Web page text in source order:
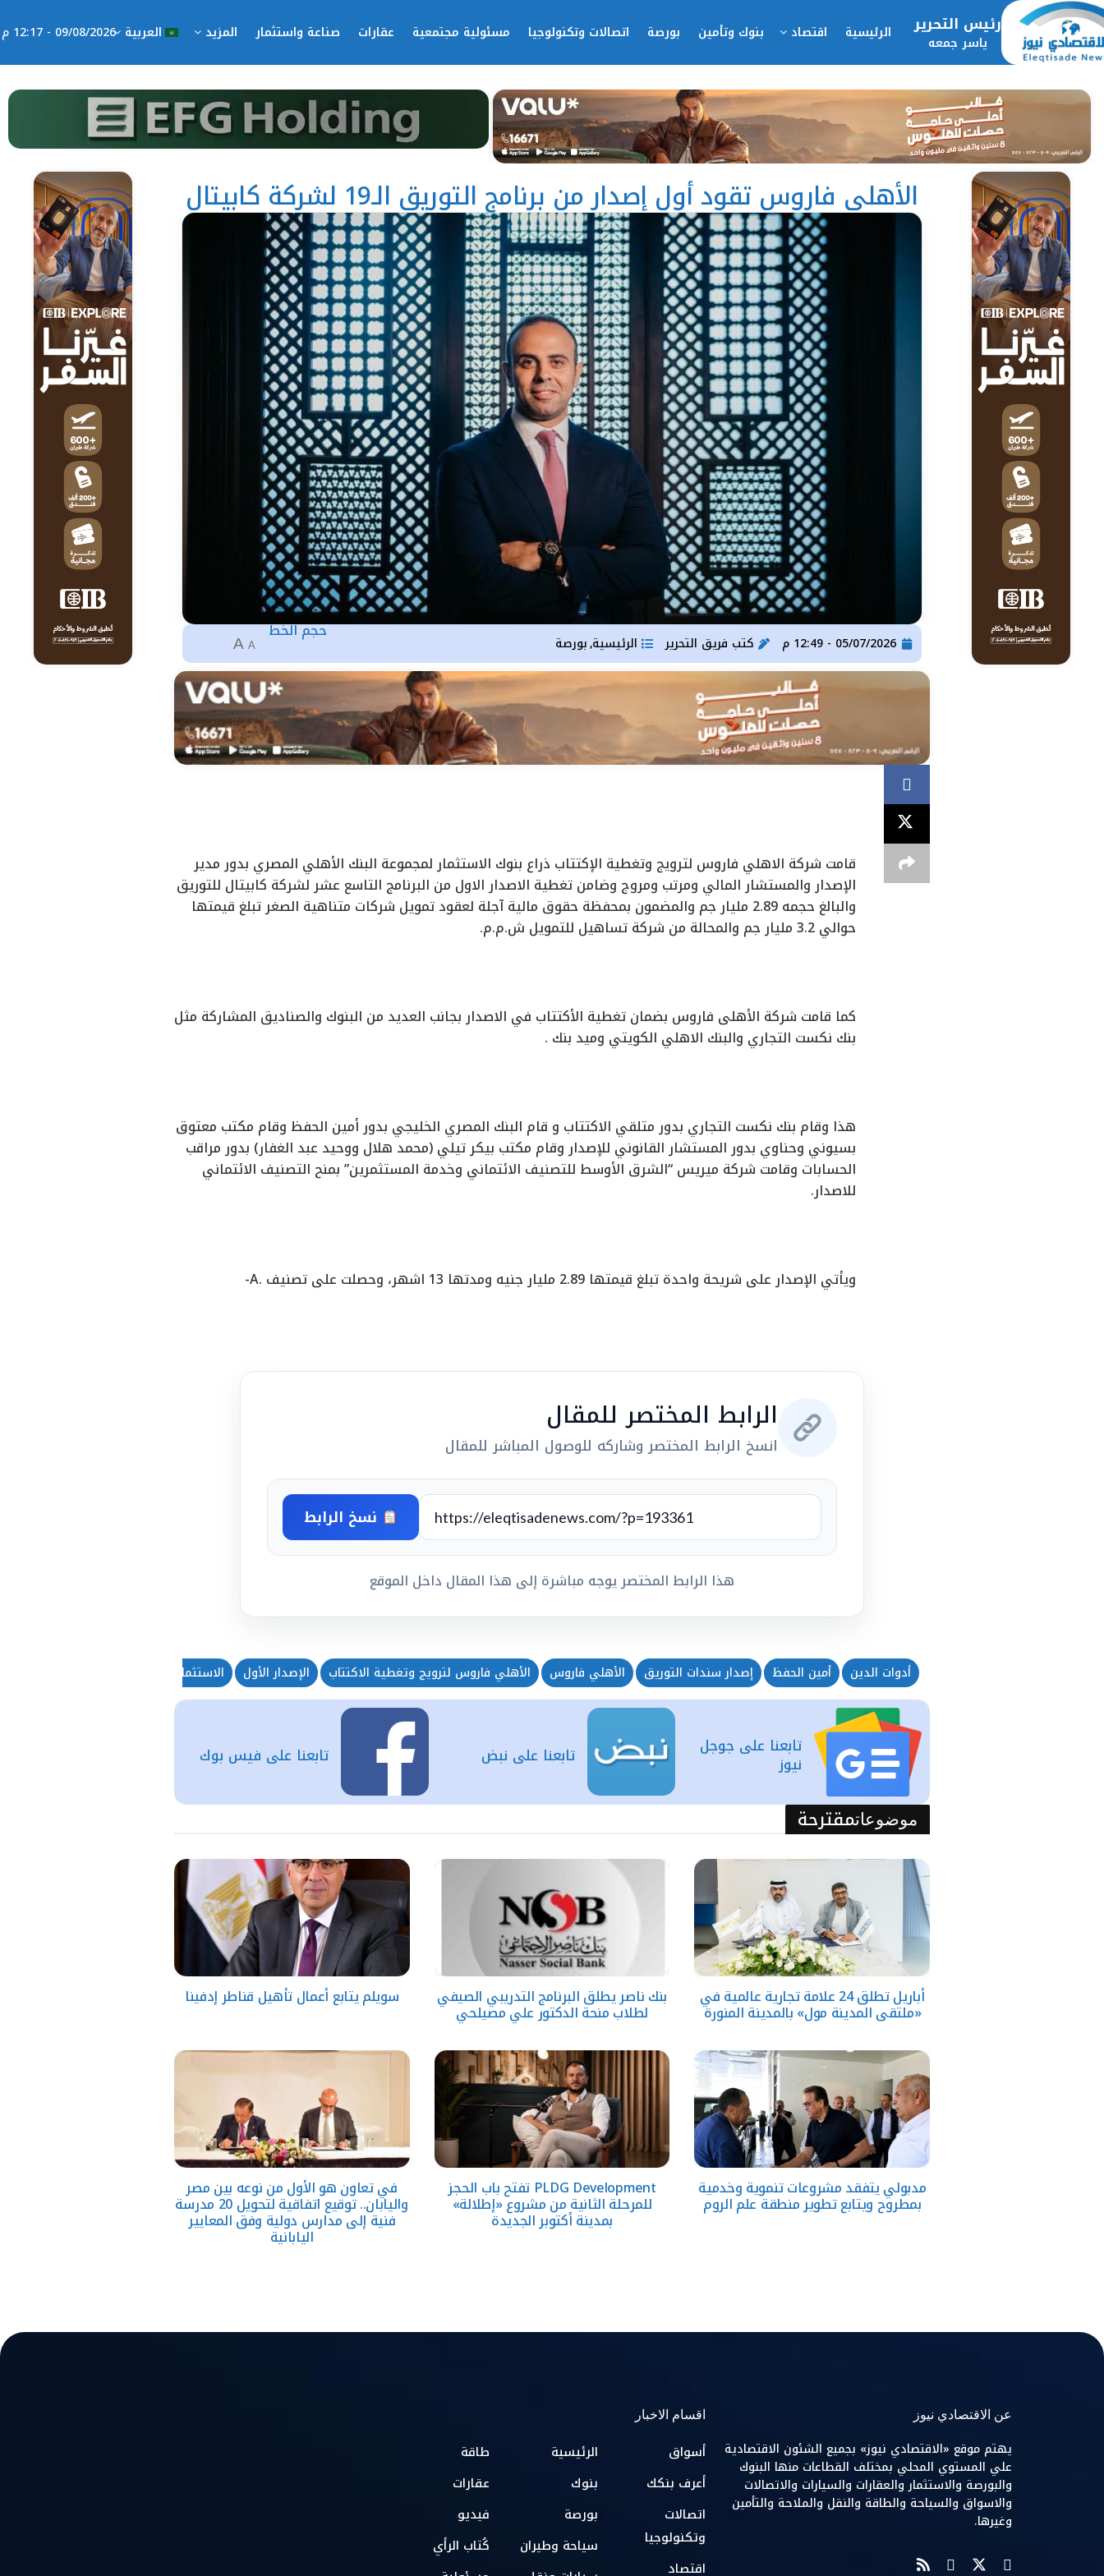
رئيس التحرير
ياسر جمعه الرئيسية اقتصاد بنوك وتأمين بورصة اتصالات وتكنولوجيا مسئولية مجتمعية عقارات صناعة واستثمار المزيد العربية 09/08/2026 - 12:17 م
الأهلي فاروس تقود أول إصدار من برنامج التوريق الـ19 لشركة كابيتال
05/07/2026 - 12:49 م كتب فريق التحرير الرئيسية, بورصة
حجم الخط
A
A
قامت شركة الاهلي فاروس لترويج وتغطية الإكتتاب ذراع بنوك الاستثمار لمجموعة البنك الأهلي المصري بدور مدير
الإصدار والمستشار المالي ومرتب ومروج وضامن تغطية الاصدار الاول من البرنامج التاسع عشر لشركة كابيتال للتوريق
والبالغ حجمه 2.89 مليار جم والمضمون بمحفظة حقوق مالية آجلة لعقود تمويل شركات متناهية الصغر تبلغ قيمتها
حوالي 3.2 مليار جم والمحالة من شركة تساهيل للتمويل ش.م.م.
كما قامت شركة الأهلى فاروس بضمان تغطية الأكتتاب في الاصدار بجانب العديد من البنوك والصناديق المشاركة مثل
بنك نكست التجاري والبنك الاهلي الكويتي وميد بنك .
هذا وقام بنك نكست التجاري بدور متلقي الاكتتاب و قام البنك المصري الخليجي بدور أمين الحفظ وقام مكتب معتوق
بسيوني وحناوي بدور المستشار القانوني للإصدار وقام مكتب بيكر تيلي (محمد هلال ووحيد عبد الغفار) بدور مراقب
الحسابات وقامت شركة ميريس “الشرق الأوسط للتصنيف الائتماني وخدمة المستثمرين” بمنح التصنيف الائتماني
للاصدار.
ويأتي الإصدار على شريحة واحدة تبلغ قيمتها 2.89 مليار جنيه ومدتها 13 اشهر، وحصلت على تصنيف .A-
الرابط المختصر للمقال
انسخ الرابط المختصر وشاركه للوصول المباشر للمقال
نسخ الرابط
هذا الرابط المختصر يوجه مباشرة إلى هذا المقال داخل الموقع
أدوات الدين أمين الحفظ إصدار سندات التوريق الأهلي فاروس الأهلي فاروس لترويج وتغطية الاكتتاب الإصدار الأول الاستثمار
تابعنا على فيس بوك تابعنا على نبض تابعنا على جوجل
نيوز
موضوعاتمقترحة
أباريل تطلق 24 علامة تجارية عالمية في
«ملتقى المدينة مول» بالمدينة المنورة
بنك ناصر يطلق البرنامج التدريبي الصيفي
لطلاب منحة الدكتور علي مصيلحي
سويلم يتابع أعمال تأهيل قناطر إدفينا
مدبولي يتفقد مشروعات تنموية وخدمية
بمطروح ويتابع تطوير منطقة علم الروم
PLDG Development تفتح باب الحجز
للمرحلة الثانية من مشروع «إطلالة»
بمدينة أكتوبر الجديدة
في تعاون هو الأول من نوعه بين مصر
واليابان.. توقيع اتفاقية لتحويل 20 مدرسة
فنية إلى مدارس دولية وفق المعايير
اليابانية
عن الاقتصادي نيوز
يهتم موقع «الاقتصادي نيوز» بجميع الشئون الاقتصادية
علي المستوي المحلي بمختلف القطاعات منها البنوك
والبورصة والاستثمار والعقارات والسيارات والاتصالات
والاسواق والسياحة والطاقة والنقل والملاحة والتأمين
وغيرها.
اقسام الاخبار
أسواق
أعرف بنكك
اتصالات
وتكنولوجيا
اقتصاد
الرئيسية
بنوك
بورصة
سياحة وطيران
طاقة
عقارات
فيديو
كُتاب الرأي